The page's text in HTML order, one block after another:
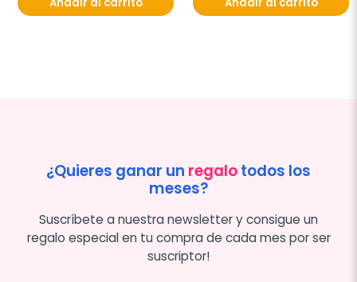
¿Quieres ganar un regalotodos los
meses?
Suscríbete a nuestra newsletter y consigue un
regalo especial en tu compra de cada mes por ser
suscriptor!